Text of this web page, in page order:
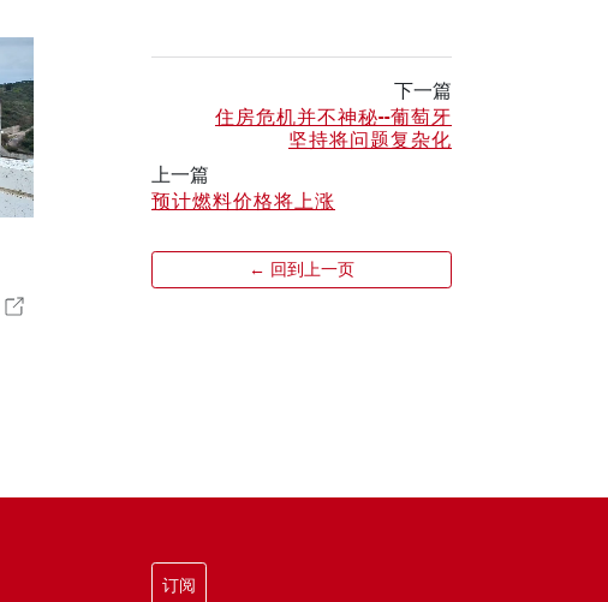
下一篇
住房危机并不神秘--葡萄牙
坚持将问题复杂化
上一篇
预计燃料价格将上涨
← 回到上一页
订阅